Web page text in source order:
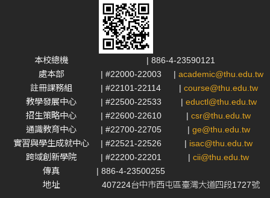
本校總機
| 886-4-23590121
處本部
| #22000-22003 | academic@thu.edu.tw
註冊課務組
| #22101-22114 | course@thu.edu.tw
教學發展中心
| #22500-22533 | eductl@thu.edu.tw
招生策略中心
| #22600-22610 | csr@thu.edu.tw
通識教育中心
| #22700-22705 | ge@thu.edu.tw
實習與學生成就中心
| #22521-22526 | isac@thu.edu.tw
跨域創新學院
| #22200-22201 | cii@thu.edu.tw
傳真
| 886-4-23500255
地址
407224台中市西屯區臺灣大道四段1727號